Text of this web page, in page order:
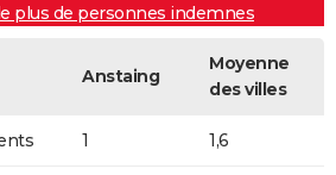
plus de personnes indemnes
Anstaing
Moyenne
des villes
1 1,6